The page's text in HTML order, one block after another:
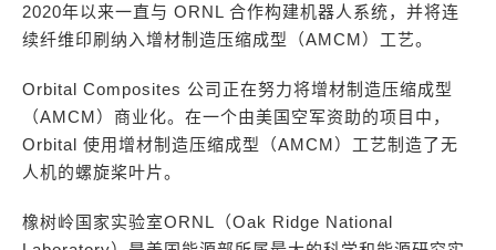
2020年以来一直与 ORNL 合作构建机器人系统，并将连
续纤维印刷纳入增材制造压缩成型（AMCM）工艺。
Orbital Composites 公司正在努力将增材制造压缩成型
（AMCM）商业化。在一个由美国空军资助的项目中，
Orbital 使用增材制造压缩成型（AMCM）工艺制造了无
人机的螺旋桨叶片。
橡树岭国家实验室ORNL（Oak Ridge National